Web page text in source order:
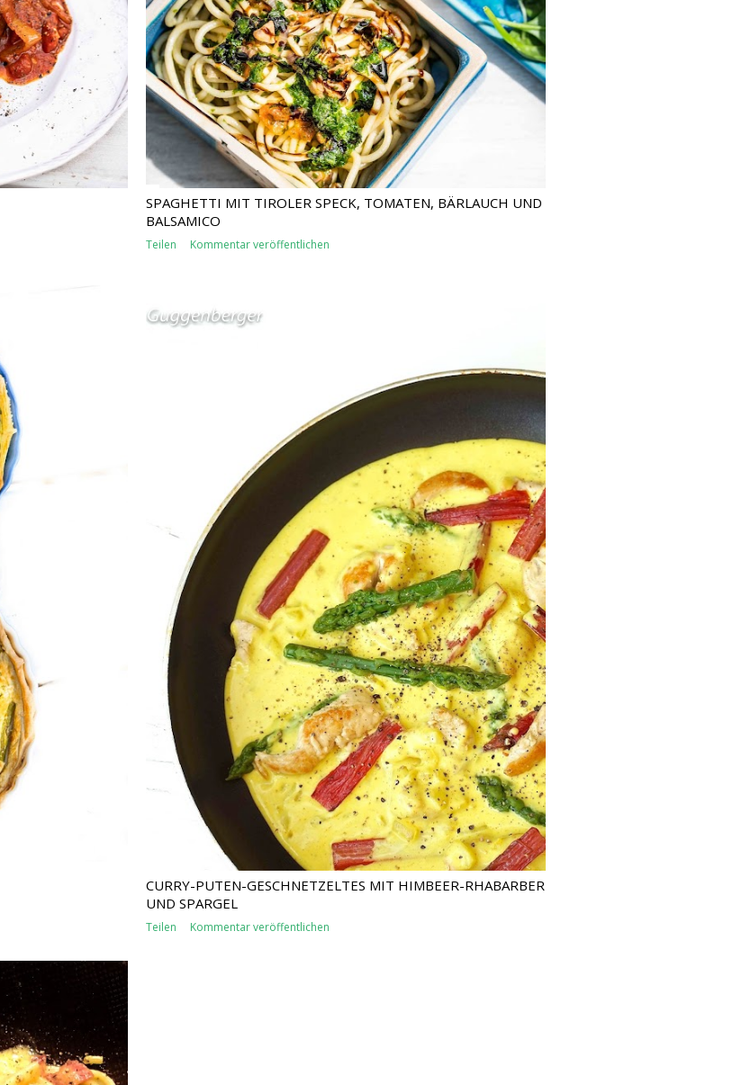
SPAGHETTI MIT TIROLER SPECK, TOMATEN, BÄRLAUCH UND
BALSAMICO
Teilen Kommentar veröffentlichen
CURRY-PUTEN-GESCHNETZELTES MIT HIMBEER-RHABARBER
UND SPARGEL
Teilen Kommentar veröffentlichen